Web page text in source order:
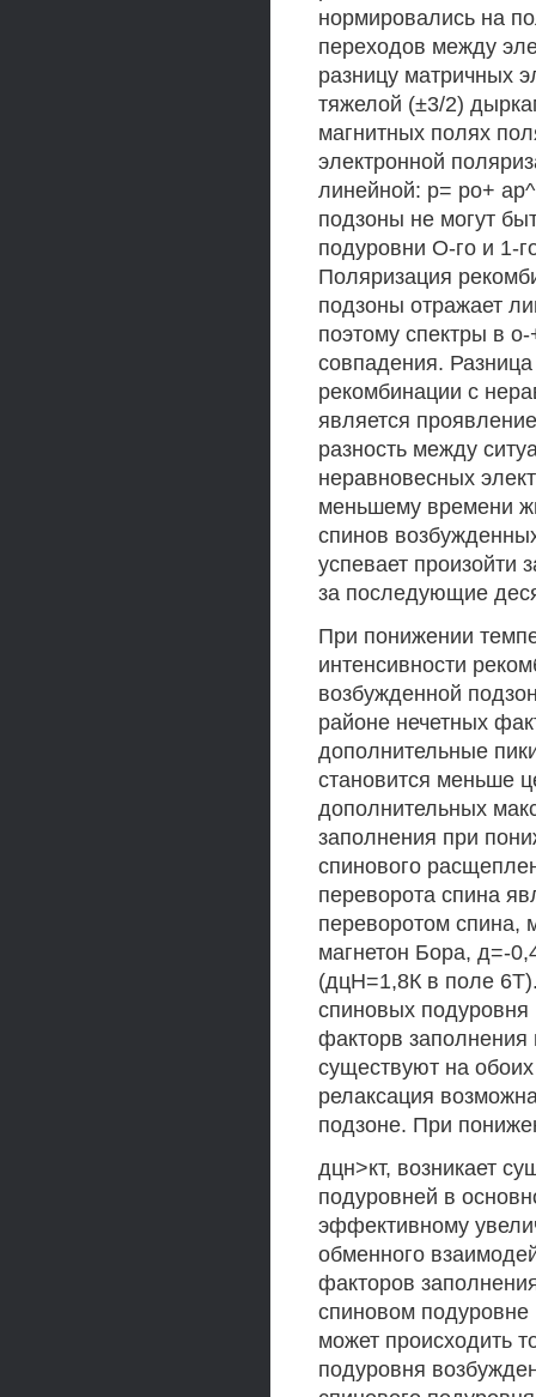
нормировались на
переходов между
разницу матричных
тяжелой (±3/2)
магнитных полях
электронной
линейной: р= ро+
подзоны не могут
подуровни О-го и 1-
Поляризация
подзоны отражает
поэтому спектры в
совпадения.
рекомбинации с
является
разность между
неравновесных
меньшему времени
спинов
успевает произойти
за последующие
При понижении
интенсивности
возбужденной
районе нечетных
дополнительные
становится меньше
дополнительных
заполнения при
спинового
переворота спина
переворотом спина,
магнетон Бора, д=-
(дцН=1,8К в поле
спиновых подуровня
факторв заполнения
существуют на
релаксация
подзоне. При
дцн>кт, возникает
подуровней в
эффективному
обменного
факторов
спиновом
может происходить
подуровня